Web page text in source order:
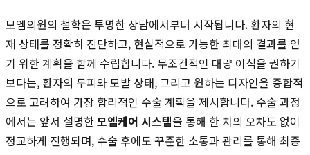
모엠의원의 철학은 투명한 상담에서부터 시작됩니다. 환자의 현
재 상태를 정확히 진단하고, 현실적으로 가능한 최대의 결과를 얻
기 위한 계획을 함께 수립합니다. 무조건적인 대량 이식을 권하기
보다는, 환자의 두피와 모발 상태, 그리고 원하는 디자인을 종합적
으로 고려하여 가장 합리적인 수술 계획을 제시합니다. 수술 과정
에서는 앞서 설명한모엠케어 시스템을 통해 한 치의 오차도 없이
정교하게 진행되며, 수술 후에도 꾸준한 소통과 관리를 통해 최종